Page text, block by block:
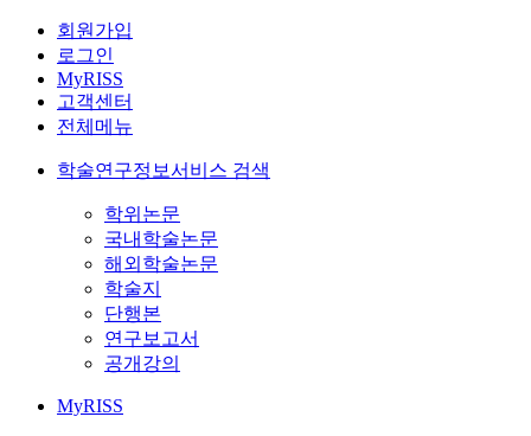
회원가입
로그인
MyRISS
고객센터
전체메뉴
학술연구정보서비스 검색
학위논문
국내학술논문
해외학술논문
학술지
단행본
연구보고서
공개강의
MyRISS